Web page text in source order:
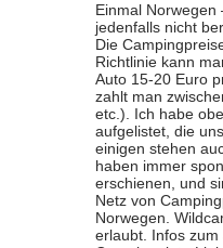
Einmal
jedenfalls nicht
Die
Richtlinie kann
Auto 15-20 Euro
zahlt man
etc.). Ich habe
aufgelistet, die
einigen stehen
haben immer
erschienen, und
Netz von
Norwegen.
erlaubt. Infos